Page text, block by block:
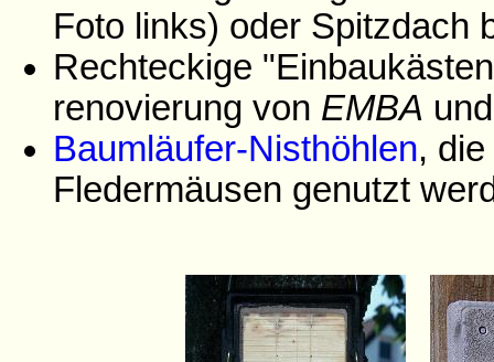
Foto links) oder Spitzdach
Rechteckige
renovierung von EMBA
Baumläufer-Nisthöhlen,
Fledermäusen genutzt